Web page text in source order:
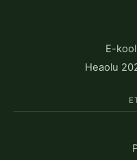
E-
Heaolu